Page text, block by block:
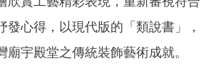
發心得，以現代版的「類說書」，
廟宇殿堂之傳統裝飾藝術成就。